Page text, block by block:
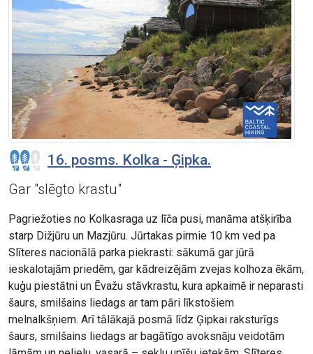
16. posms. Kolka - Ģipka.
Gar "slēgto krastu"
Pagriežoties no Kolkasraga uz līča pusi, manāma atšķirība
starp Dižjūru un Mazjūru. Jūrtakas pirmie 10 km ved pa
Slīteres nacionālā parka piekrasti: sākumā gar jūrā
ieskalotajām priedēm, gar kādreizējām zvejas kolhoza ēkām,
kuģu piestātni un Ēvažu stāvkrastu, kura apkaimē ir neparasti
šaurs, smilšains liedags ar tam pāri līkstošiem
melnalkšņiem. Arī tālākajā posmā līdz Ģipkai raksturīgs
šaurs, smilšains liedags ar bagātīgo avoksnāju veidotām